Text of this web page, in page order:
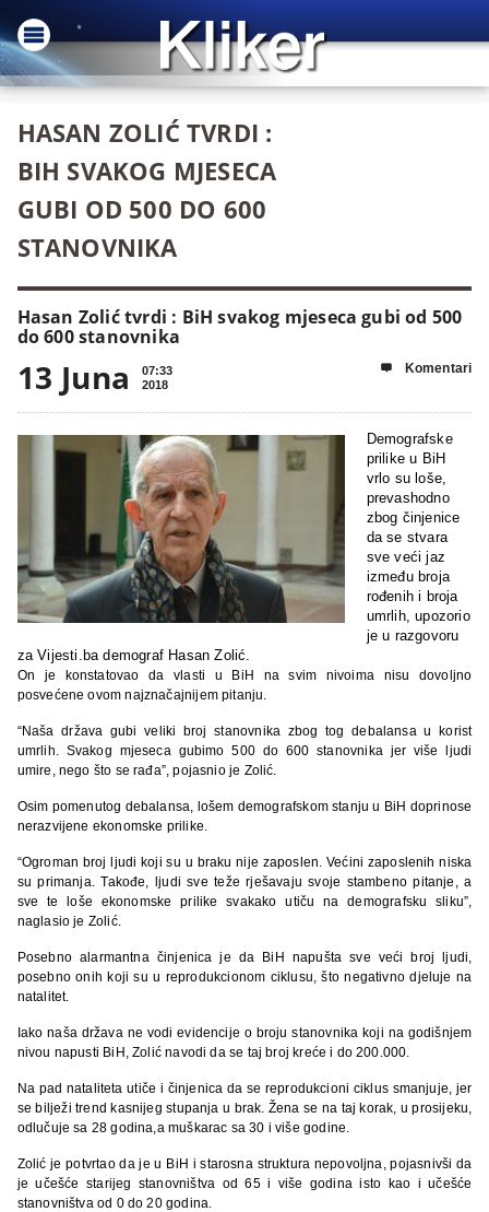
HASAN ZOLIĆ TVRDI :
BIH SVAKOG MJESECA
GUBI OD 500 DO 600
STANOVNIKA
Hasan Zolić tvrdi : BiH svakog mjeseca gubi od 500
do 600 stanovnika
13 Juna
07:33
2018
 Komentari
Demografske
prilike u BiH
vrlo su loše,
prevashodno
zbog činjenice
da se stvara
sve veći jaz
između broja
rođenih i broja
umrlih, upozorio
je u razgovoru
za Vijesti.ba demograf Hasan Zolić.
On je konstatovao da vlasti u BiH na svim nivoima nisu dovoljno
posvećene ovom najznačajnijem pitanju.
“Naša država gubi veliki broj stanovnika zbog tog debalansa u korist
umrlih. Svakog mjeseca gubimo 500 do 600 stanovnika jer više ljudi
umire, nego što se rađa”, pojasnio je Zolić.
Osim pomenutog debalansa, lošem demografskom stanju u BiH doprinose
nerazvijene ekonomske prilike.
“Ogroman broj ljudi koji su u braku nije zaposlen. Većini zaposlenih niska
su primanja. Takođe, ljudi sve teže rješavaju svoje stambeno pitanje, a
sve te loše ekonomske prilike svakako utiču na demografsku sliku”,
naglasio je Zolić.
Posebno alarmantna činjenica je da BiH napušta sve veći broj ljudi,
posebno onih koji su u reprodukcionom ciklusu, što negativno djeluje na
natalitet.
Iako naša država ne vodi evidencije o broju stanovnika koji na godišnjem
nivou napusti BiH, Zolić navodi da se taj broj kreće i do 200.000.
Na pad nataliteta utiče i činjenica da se reprodukcioni ciklus smanjuje, jer
se bilježi trend kasnijeg stupanja u brak. Žena se na taj korak, u prosijeku,
odlučuje sa 28 godina,a muškarac sa 30 i više godine.
Zolić je potvrtao da je u BiH i starosna struktura nepovoljna, pojasnivši da
je učešće starijeg stanovništva od 65 i više godina isto kao i učešće
stanovništva od 0 do 20 godina.